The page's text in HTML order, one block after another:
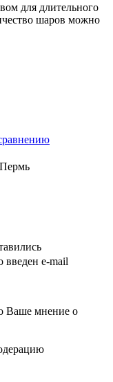
для длительного
шаров можно
введен e-mail
Ваше мнение о